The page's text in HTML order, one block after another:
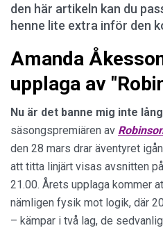
den här artikeln kan du
henne lite extra inför den
Amanda
upplaga av
Nu är det banne mig inte
säsongspremiären av
den 28 mars drar äventyret
att titta linjärt visas avsnitten på
21.00. Årets upplaga kommer
nämligen fysik mot logik, där
– kämpar i två lag, de